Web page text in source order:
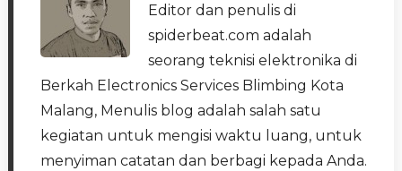
Editor dan penulis di
spiderbeat.com adalah
seorang teknisi elektronika di
Berkah Electronics Services Blimbing Kota
Malang, Menulis blog adalah salah satu
kegiatan untuk mengisi waktu luang, untuk
menyiman catatan dan berbagi kepada Anda.